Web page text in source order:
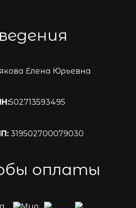
Елена Юрьевна
502713593495
319502700079030
оплаты